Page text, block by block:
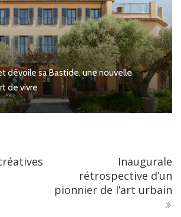
Arts & Mode
Christian Lacroix dévoile son jardin
Inaugurale
rétrospective d’un
pionnier de l’art urbain